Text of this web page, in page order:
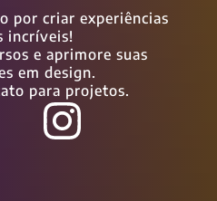
por criar experiências
incríveis!
e aprimore suas
em design.
para projetos.